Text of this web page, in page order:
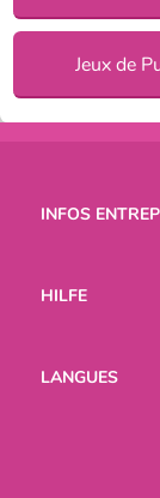
Jeux de
INFOS
HILFE
LANGUES